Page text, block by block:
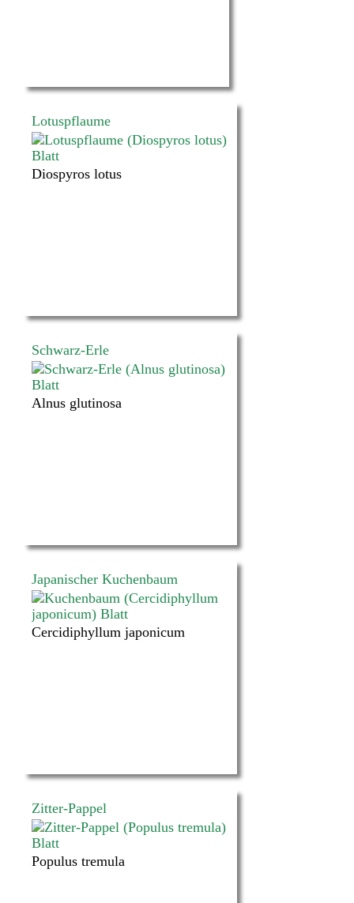
Lotuspflaume
Diospyros lotus
Schwarz-Erle
Alnus glutinosa
Japanischer Kuchenbaum
Cercidiphyllum japonicum
Zitter-Pappel
Populus tremula